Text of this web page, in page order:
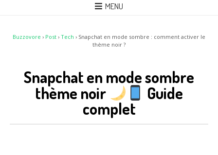
MENU
Buzzovore › Post › Tech › Snapchat en mode sombre : comment activer le
thème noir ?
Snapchat en mode sombre
thème noir
Guide
complet